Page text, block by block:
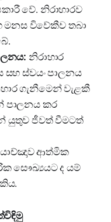
වේ. නිරාහාරව
මනස විවේකීව තබා
නිරාහාර
සහ ස්වයං පාලනය
ගැනීමෙන් වැළකී
පාලනය කර
යුතුව ජීවත් වීමටත්
යාච්ඤාව ආත්මික
සෞඛ්‍යයට ද යම්